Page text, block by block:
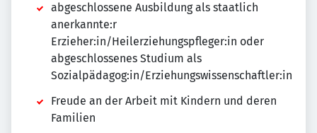
abgeschlossene Ausbildung als staatlich
anerkannte:r
Erzieher:in/Heilerziehungspfleger:in oder
abgeschlossenes Studium als
Sozialpädagog:in/Erziehungswissenschaftler:in
Freude an der Arbeit mit Kindern und deren
Familien